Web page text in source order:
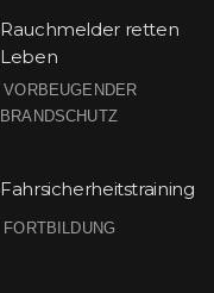
Rauchmelder retten
Leben
VORBEUGENDER
BRANDSCHUTZ
Fahrsicherheitstraining
FORTBILDUNG